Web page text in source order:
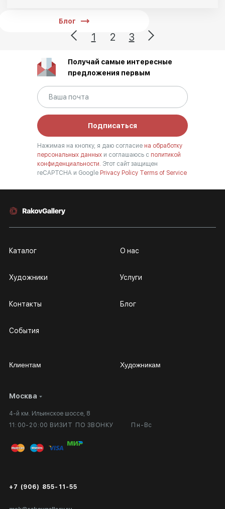
Блог
1 2 3
Получай самые интересные
предложения первым
Подписаться
Нажимая на кнопку, я даю согласие на обработку
персональных данных и соглашаюсь с политикой
конфиденциальности. Этот сайт защищен
reCAPTCHA и Google Privacy Policy Terms of Service
Москва
4-й км. Ильинское шоссе, 8
11:00-20:00 ВИЗИТ ПО ЗВОНКУ
Пн-Вс
+7 (906) 855-11-55
Каталог
Художники
Контакты
События
О нас
Услуги
Блог
Клиентам
Личный кабинет
Вопросы и ответы
Публичная оферта
Экспертиза/Вывоз за границу
Художникам
Сотрудничество
Выставка в галерее